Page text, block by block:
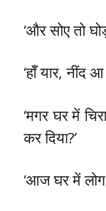
‘और सोए तो
‘हॉँ यार, नींद
‘मगर घर में
कर दिया?’
‘आज घर में